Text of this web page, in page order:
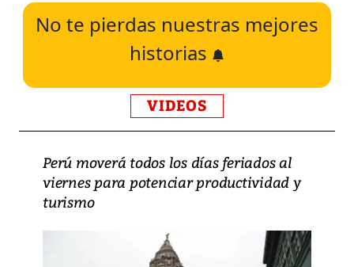
No te pierdas nuestras mejores
historias
VIDEOS
Perú moverá todos los días feriados al
viernes para potenciar productividad y
turismo